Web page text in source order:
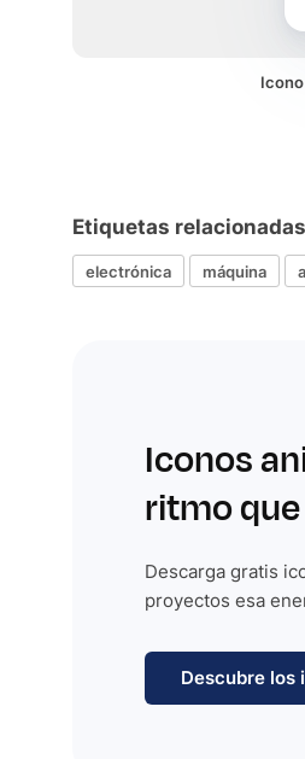
Etiquetas relacionadas
electrónica máquina
Iconos
ritmo
Descarga gratis
proyectos esa
Descubre los